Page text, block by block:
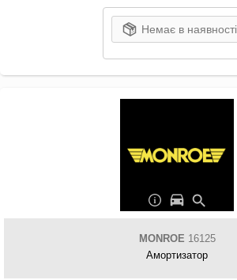
Немає в наявності
MONROE 16125
Амортизатор